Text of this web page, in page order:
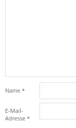
Name *
E-Mail-
Adresse *